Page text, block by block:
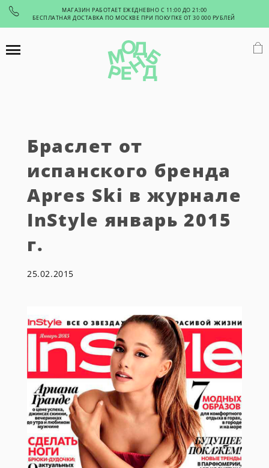
МАГАЗИН РАБОТАЕТ ЕЖЕДНЕВНО С 11:00 ДО 21:00
БЕСПЛАТНАЯ ДОСТАВКА ПО МОСКВЕ ПРИ ПОКУПКЕ ОТ 30 000 РУБЛЕЙ
Браслет от
испанского бренда
Apres Ski в журнале
InStyle январь 2015
г.
25.02.2015